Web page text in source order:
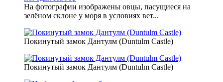
На фотографии изображены овцы, пасущиеся на
зелёном склоне у моря в условиях вет...
Покинутый замок Дантулм (Duntulm Castle)
Покинутый замок Дантулм (Duntulm Castle)